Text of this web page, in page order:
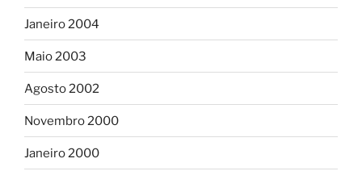
Janeiro 2004
Maio 2003
Agosto 2002
Novembro 2000
Janeiro 2000